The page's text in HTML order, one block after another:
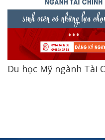
Du học Mỹ ngành Tài